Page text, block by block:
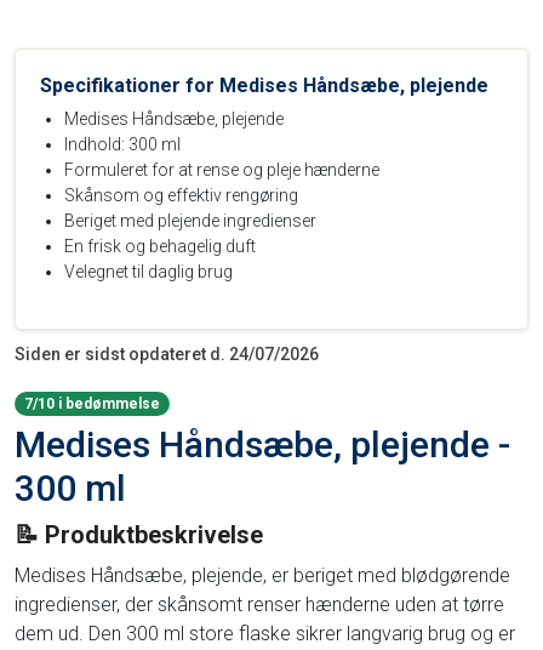
Specifikationer for Medises Håndsæbe, plejende
Medises Håndsæbe, plejende
Indhold: 300 ml
Formuleret for at rense og pleje hænderne
Skånsom og effektiv rengøring
Beriget med plejende ingredienser
En frisk og behagelig duft
Velegnet til daglig brug
Siden er sidst opdateret d. 24/07/2026
7/10 i bedømmelse
Medises Håndsæbe, plejende -
300 ml
📝 Produktbeskrivelse
Medises Håndsæbe, plejende, er beriget med blødgørende
ingredienser, der skånsomt renser hænderne uden at tørre
dem ud. Den 300 ml store flaske sikrer langvarig brug og er